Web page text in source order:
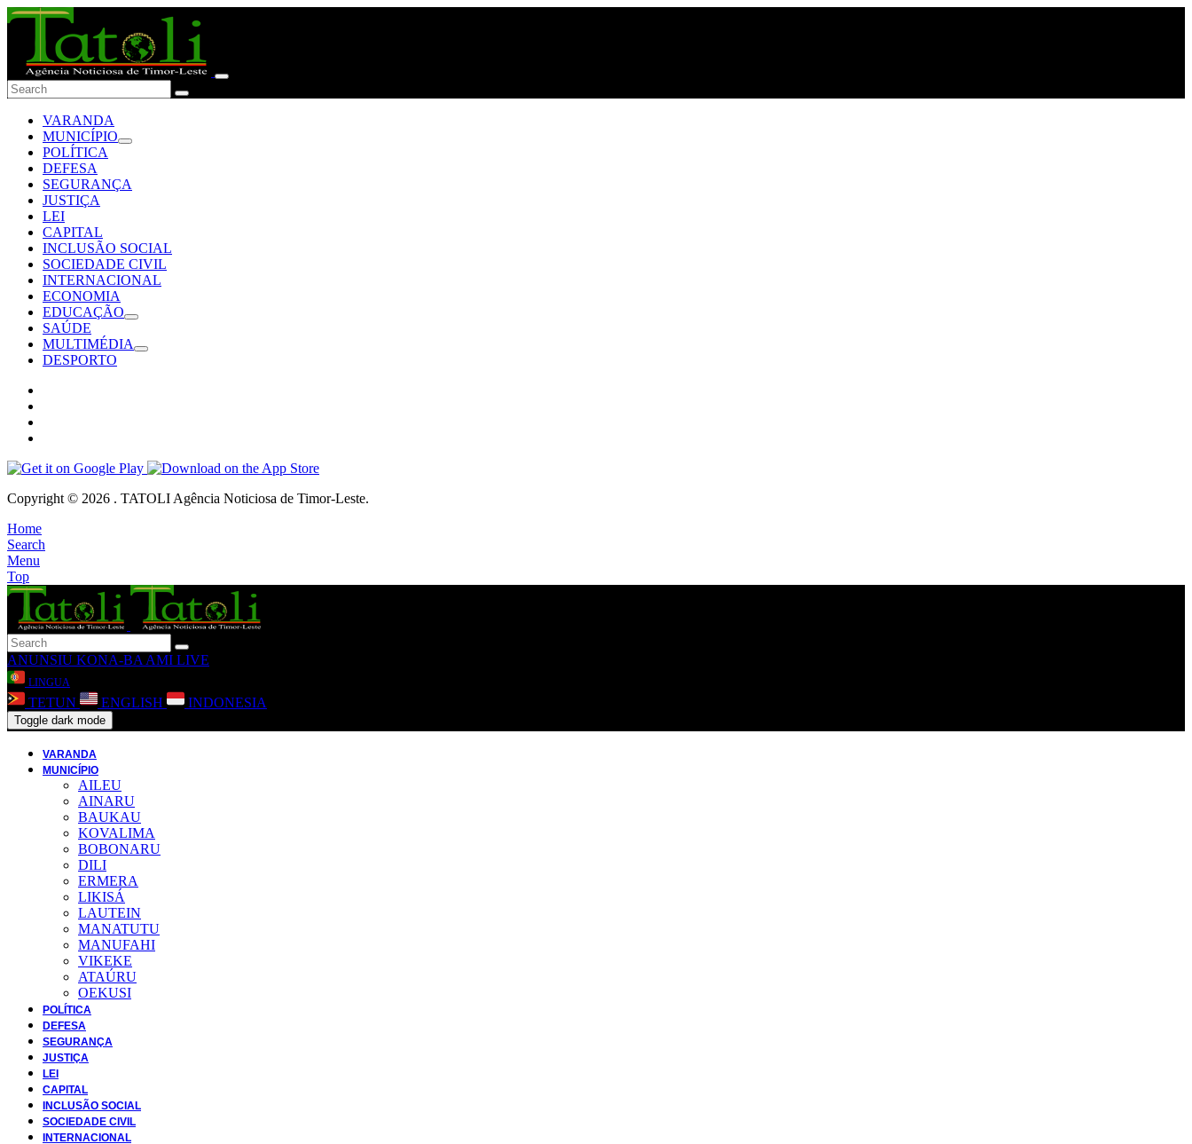
VARANDA
MUNICÍPIO
POLÍTICA
DEFESA
SEGURANÇA
JUSTIÇA
LEI
CAPITAL
INCLUSÃO SOCIAL
SOCIEDADE CIVIL
INTERNACIONAL
ECONOMIA
EDUCAÇÃO
SAÚDE
MULTIMÉDIA
DESPORTO
Copyright © 2026 . TATOLI Agência Noticiosa de Timor-Leste.
Home
Search
Menu
Top
ANUNSIU KONA-BA AMI LIVE
LINGUA
TETUN ENGLISH INDONESIA
Toggle dark mode
VARANDA
MUNICÍPIO
AILEU
AINARU
BAUKAU
KOVALIMA
BOBONARU
DILI
ERMERA
LIKISÁ
LAUTEIN
MANATUTU
MANUFAHI
VIKEKE
ATAÚRU
OEKUSI
POLÍTICA
DEFESA
SEGURANÇA
JUSTIÇA
LEI
CAPITAL
INCLUSÃO SOCIAL
SOCIEDADE CIVIL
INTERNACIONAL